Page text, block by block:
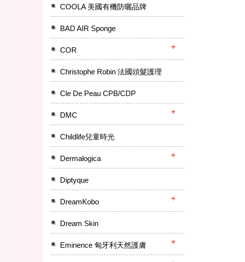
COOLA 美國有機防曬品牌
BAD AIR Sponge
COR
Christophe Robin 法國頭髮護理
Cle De Peau CPB/CDP
DMC
Childlife兒童時光
Dermalogica
Diptyque
DreamKobo
Dream Skin
Eminence 匈牙利天然護膚